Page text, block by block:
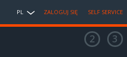
PL ZALOGUJ SIĘ SELF SERVICE